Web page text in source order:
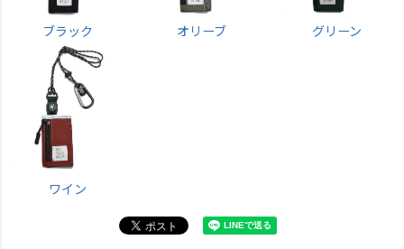
ブラック オリーブ グリーン
ワイン